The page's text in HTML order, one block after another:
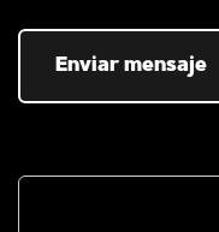
Enviar mensaje